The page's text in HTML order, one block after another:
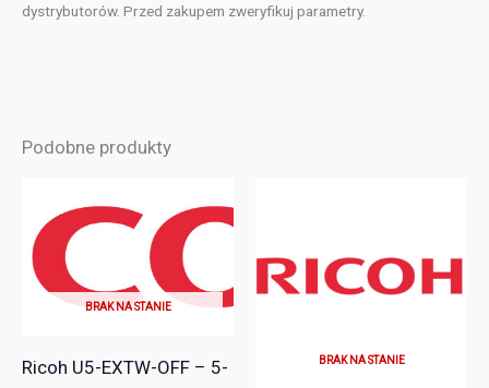
dystrybutorów. Przed zakupem zweryfikuj parametry.
Podobne produkty
BRAK NA STANIE
Ricoh U5-EXTW-OFF – 5-
BRAK NA STANIE